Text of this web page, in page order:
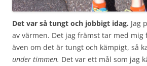
Det var så tungt och jobbigt idag. Jag
av värmen. Det jag främst tar med
även om det är tungt och kämpigt, så
under timmen. Det var ett mål som jag